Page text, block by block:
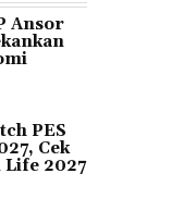
Ansor
PES
Cek
Life 2027